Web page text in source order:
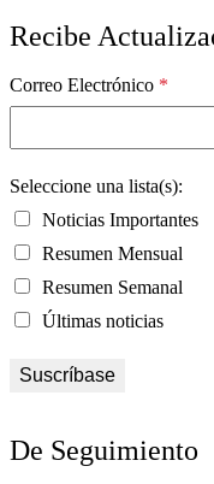
Recibe
Correo Electrónico *
Seleccione una lista(s):
Noticias Importantes
Resumen Mensual
Resumen Semanal
Últimas noticias
De Seguimiento